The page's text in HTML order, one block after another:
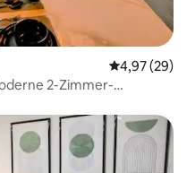
4,97 (29)